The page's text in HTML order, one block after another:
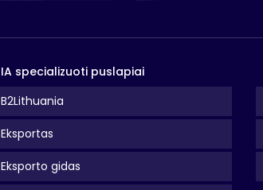
IA specializuoti puslapiai
B2Lithuania
Eksportas
Eksporto gidas